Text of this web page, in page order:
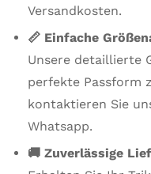
Versandkosten.
📏 Einfache
Unsere detaillierte
perfekte Passform
kontaktieren Sie
Whatsapp.
🚚 Zuverlässige